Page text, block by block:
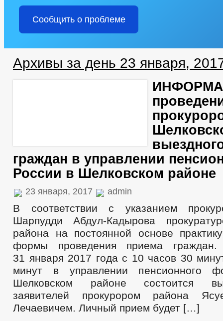
Сообщить о проблеме
Архивы за день 23 января,
граждан в управлении
России в Шелковском районе
23 января, 2017 admin
В соответствии с указанием
Шарпудди Абдул-Кадырова
района на постоянной основе
формы проведения приема
31 января 2017 года с 10 часов 30
минут в управлении пенсионного
Шелковском районе состоится
заявителей прокурором района
Лечаевичем. Личный прием будет […]